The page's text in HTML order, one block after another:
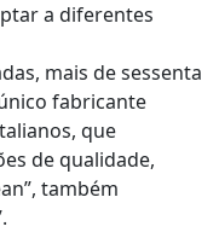
a diferentes
mais de sessenta
fabricante
que
de qualidade,
também